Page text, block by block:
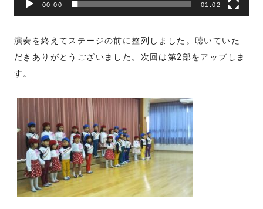
00:00 01:02
演奏を終えてステージの前に整列しました。聴いていた
だきありがとうございました。次回は第2部をアップしま
す。